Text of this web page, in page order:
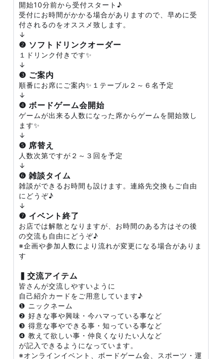
開始10分前から受付スタート♪
受付にお時間がかかる場合がありますので、早めに受
付されるのをオススメ致します。
↓
❷ ソフトドリンクオーダー
１ドリンク付きです✨
↓
❸ ご案内
順番にお席にご案内✨１テーブル２～６名予定
↓
❹ ボードゲーム会開始
ゲームが出来る人数になった席からゲームを開始致し
ます✨
↓
❺ 席替え
人数次第ですが２～３回を予定
↓
❻ 雑談タイム
雑談ができるお時間も設けます。連絡先交換もご自由
にどうぞ♪
↓
❼ イベント終了
お店では解散となりますが、お時間のある方はその後
の交流も自由にどうぞ♪
※企画や参加人数により流れが変更になる場合がありま
す
▍交流アイテム
皆さんが交流しやすいように
自己紹介カードをご用意しています♪
❶ ニックネーム
❷ 好きな事や興味・今ハマっている事など
❸ 得意な事やできる事・知っている事など
❹ 教えて欲しい事・仲良くなりたい人など
が記入できるようになっています。
※オンラインイベント、ボードゲーム会、スポーツ・運